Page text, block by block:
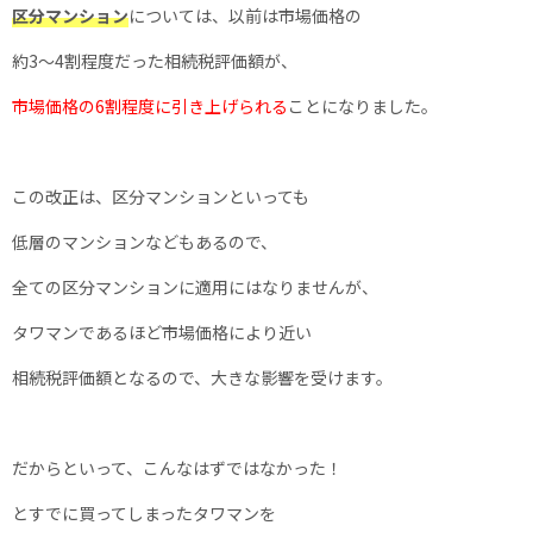
区分マンションについては、以前は市場価格の
約3〜4割程度だった相続税評価額が、
市場価格の6割程度に引き上げられる ことになりました。
この改正は、区分マンションといっても
低層のマンションなどもあるので、
全ての区分マンションに適用にはなりませんが、
タワマンであるほど市場価格により近い
相続税評価額となるので、大きな影響を受けます。
だからといって、こんなはずではなかった！
とすでに買ってしまったタワマンを